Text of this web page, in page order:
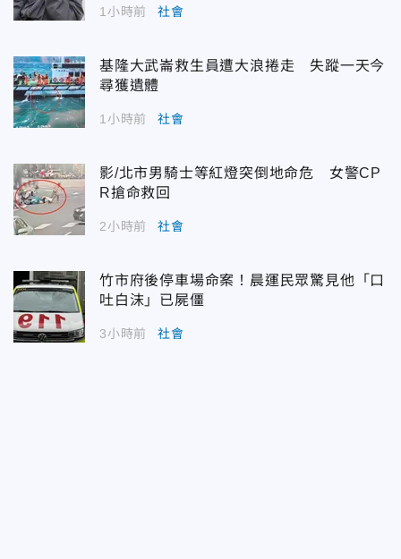
1小時前 社會
基隆大武崙救生員遭大浪捲走 失蹤一天今
尋獲遺體
1小時前 社會
影/北市男騎士等紅燈突倒地命危 女警CP
R搶命救回
2小時前 社會
竹市府後停車場命案！晨運民眾驚見他「口
吐白沫」已屍僵
3小時前 社會